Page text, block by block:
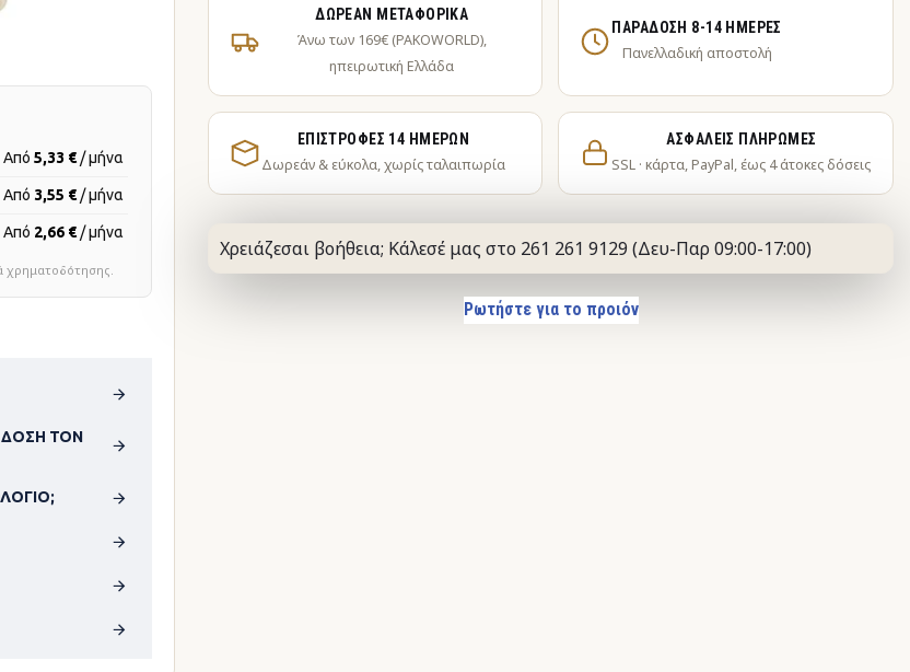
ΔΌΣΗ ΤΟΝ
Από 5,33 € / μήνα
Από 3,55 € / μήνα
Από 2,66 € / μήνα
χρηματοδότησης.
ΔΩΡΕΆΝ ΜΕΤΑΦΟΡΙΚΆ
Άνω των 169€ (PAKOWORLD),
ηπειρωτική Ελλάδα
ΠΑΡΆΔΟΣΗ 8-14 ΗΜΈΡΕΣ
Πανελλαδική αποστολή
ΕΠΙΣΤΡΟΦΈΣ 14 ΗΜΕΡΏΝ
Δωρεάν & εύκολα, χωρίς ταλαιπωρία
ΑΣΦΑΛΕΊΣ ΠΛΗΡΩΜΈΣ
SSL · κάρτα, PayPal, έως 4 άτοκες δόσεις
Χρειάζεσαι βοήθεια; Κάλεσέ μας στο 261 261 9129 (Δευ-Παρ 09:00-17:00)
Ρωτήστε για το προιόν